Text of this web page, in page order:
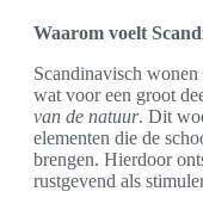
Waarom voelt
Scandinavisch
wat voor een groot
van de natuur. Dit
elementen die de
brengen. Hierdoor
rustgevend als